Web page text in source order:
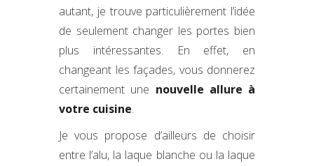
autant, je trouve particulièrement l’idée
de seulement changer les portes bien
plus intéressantes. En effet, en
changeant les façades, vous donnerez
certainement une nouvelle allure à
votre cuisine.
Je vous propose d’ailleurs de choisir
entre l’alu, la laque blanche ou la laque